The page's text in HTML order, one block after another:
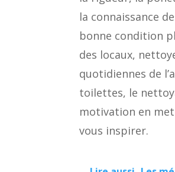
la connaissance
bonne condition
des locaux,
quotidiennes de
toilettes, le
motivation en
vous inspirer.